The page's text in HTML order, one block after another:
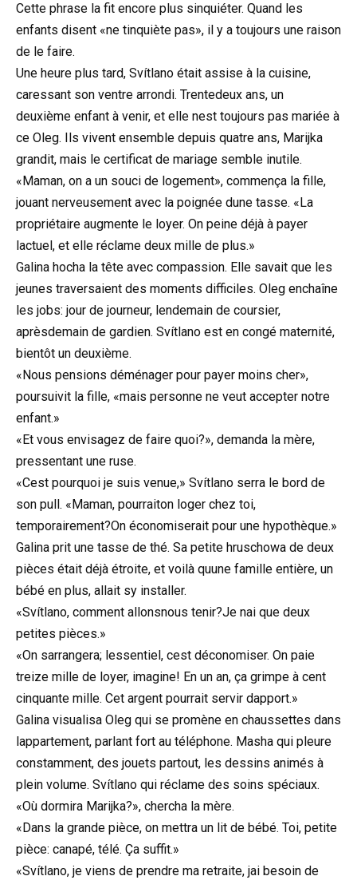
Cette phrase la fit encore plus sinquiéter. Quand les
enfants disent «ne tinquiète pas», il y a toujours une raison
de le faire.
Une heure plus tard, Svítlano était assise à la cuisine,
caressant son ventre arrondi. Trentedeux ans, un
deuxième enfant à venir, et elle nest toujours pas mariée à
ce Oleg. Ils vivent ensemble depuis quatre ans, Marijka
grandit, mais le certificat de mariage semble inutile.
«Maman, on a un souci de logement», commença la fille,
jouant nerveusement avec la poignée dune tasse. «La
propriétaire augmente le loyer. On peine déjà à payer
lactuel, et elle réclame deux mille de plus.»
Galina hocha la tête avec compassion. Elle savait que les
jeunes traversaient des moments difficiles. Oleg enchaîne
les jobs: jour de journeur, lendemain de coursier,
aprèsdemain de gardien. Svítlano est en congé maternité,
bientôt un deuxième.
«Nous pensions déménager pour payer moins cher»,
poursuivit la fille, «mais personne ne veut accepter notre
enfant.»
«Et vous envisagez de faire quoi?», demanda la mère,
pressentant une ruse.
«Cest pourquoi je suis venue,» Svítlano serra le bord de
son pull. «Maman, pourraiton loger chez toi,
temporairement?On économiserait pour une hypothèque.»
Galina prit une tasse de thé. Sa petite hruschowa de deux
pièces était déjà étroite, et voilà quune famille entière, un
bébé en plus, allait sy installer.
«Svítlano, comment allonsnous tenir?Je nai que deux
petites pièces.»
«On sarrangera; lessentiel, cest déconomiser. On paie
treize mille de loyer, imagine! En un an, ça grimpe à cent
cinquante mille. Cet argent pourrait servir dapport.»
Galina visualisa Oleg qui se promène en chaussettes dans
lappartement, parlant fort au téléphone. Masha qui pleure
constamment, des jouets partout, les dessins animés à
plein volume. Svítlano qui réclame des soins spéciaux.
«Où dormira Marijka?», chercha la mère.
«Dans la grande pièce, on mettra un lit de bébé. Toi, petite
pièce: canapé, télé. Ça suffit.»
«Svítlano, je viens de prendre ma retraite, jai besoin de